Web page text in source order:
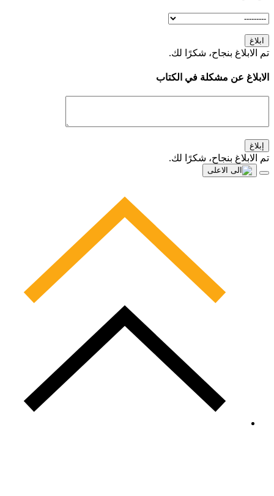
ابلاغ
تم الابلاغ بنجاح، شكرًا لك.
الابلاغ عن مشكلة في الكتاب
إبلاغ
تم الابلاغ بنجاح، شكرًا لك.